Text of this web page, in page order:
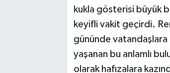
kukla gösterisi büyük
keyifli vakit geçirdi.
gününde vatandaşlara
yaşanan bu anlamlı
olarak hafızalara